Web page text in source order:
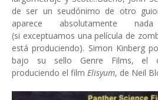
de ser un seudónimo de otro
aparece absolutamente
(si exceptuamos una película de
está produciendo). Simon Kinberg
bajo su sello Genre Films, el
produciendo el film Elisyum, de Neil